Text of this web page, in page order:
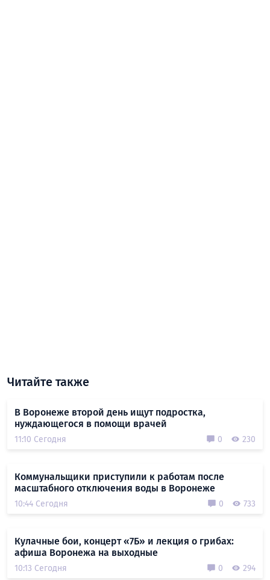
Читайте также
В Воронеже второй день ищут подростка,
нуждающегося в помощи врачей
11:10 Сегодня 0 230
Коммунальщики приступили к работам после
масштабного отключения воды в Воронеже
10:44 Сегодня 0 733
Кулачные бои, концерт «7Б» и лекция о грибах:
афиша Воронежа на выходные
10:13 Сегодня 0 294